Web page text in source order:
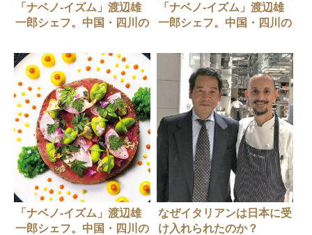
「ナベノ-イズム」渡辺雄
一郎シェフ。中国・四川の
「ナベノ-イズム」渡辺雄
一郎シェフ。中国・四川の
料理のテクニックが詰まっ
た一品「水煮牛肉」
「ナベノ-イズム」渡辺雄
一郎シェフ。中国・四川の
なぜイタリアンは日本に受
け入れられたのか？